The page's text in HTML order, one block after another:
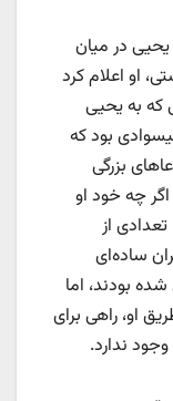
یحیی در میان
او اعلام کرد
که به یحیی
بود که
بزرگی
چه خود او
از
ساده‌ای
بودند، اما
او، راهی برای
ندارد.